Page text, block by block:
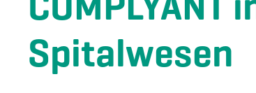
Spitalwesen